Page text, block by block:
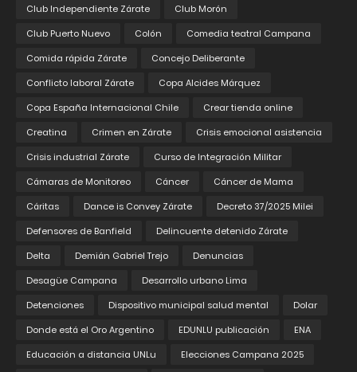
Club Independiente Zárate
Club Morón
Club Puerto Nuevo
Colón
Comedia teatral Campana
Comida rápida Zárate
Concejo Deliberante
Conflicto laboral Zárate
Copa Alcides Márquez
Copa España Internacional Chile
Crear tienda online
Creatina
Crimen en Zárate
Crisis emocional asistencia
Crisis industrial Zárate
Curso de Integración Militar
Cámaras de Monitoreo
Cáncer
Cáncer de Mama
Cáritas
Dance is Convey Zárate
Decreto 37/2025 Milei
Defensores de Banfield
Delincuente detenido Zárate
Delta
Demián Gabriel Trejo
Denuncias
Desagüe Campana
Desarrollo urbano Lima
Detenciones
Dispositivo municipal salud mental
Dolar
Donde está el Oro Argentino
EDUNLU publicación
ENA
Educación a distancia UNLu
Elecciones Campana 2025